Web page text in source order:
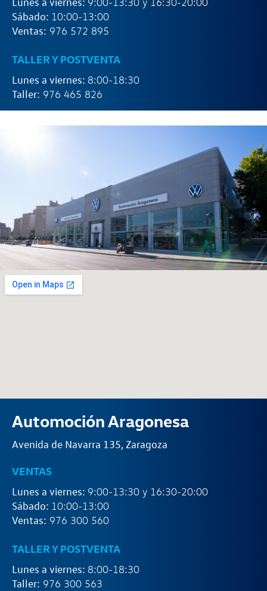
Sábado: 10:00-13:00
Ventas: 976 572 895
TALLER Y POSTVENTA
Lunes a viernes: 8:00-18:30
Taller: 976 465 826
Automoción Aragonesa
Avenida de Navarra 135, Zaragoza
VENTAS
Lunes a viernes: 9:00-13:30 y 16:30-20:00
Sábado: 10:00-13:00
Ventas: 976 300 560
TALLER Y POSTVENTA
Lunes a viernes: 8:00-18:30
Taller: 976 300 563